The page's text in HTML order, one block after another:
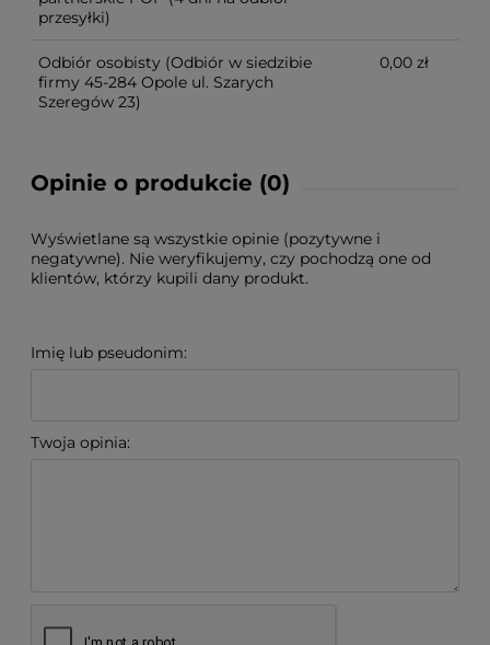
przesyłki)
Odbiór osobisty (Odbiór w siedzibie
firmy 45-284 Opole ul. Szarych
Szeregów 23)
0,00 zł
Opinie o produkcie (0)
Wyświetlane są wszystkie opinie (pozytywne i
negatywne). Nie weryfikujemy, czy pochodzą one od
klientów, którzy kupili dany produkt.
Imię lub pseudonim:
Twoja opinia: